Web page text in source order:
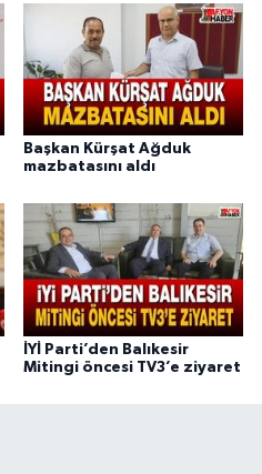
Başkan Kürşat Ağduk
mazbatasını aldı
İYİ Parti’den Balıkesir
Mitingi öncesi TV3’e ziyaret